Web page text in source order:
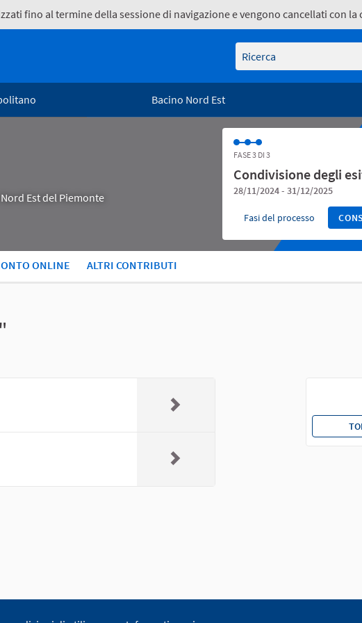
fino al termine della sessione di navigazione e vengono cancellati con la
Ricerca
Bacino Nord Est
Est del Piemonte
FASE 3 DI 3
Condivisione degli
28/11/2024 - 31/12/2025
Fasi del processo
ONLINE ALTRI CONTRIBUTI